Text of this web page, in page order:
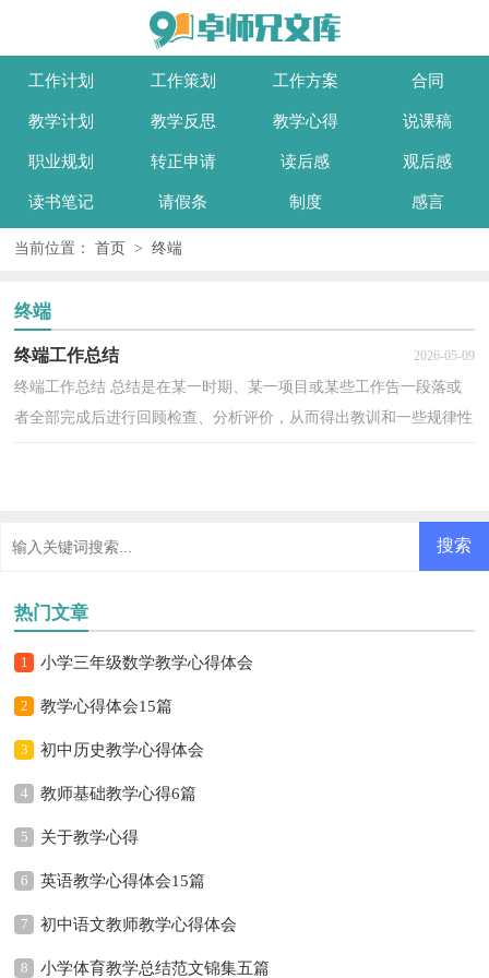
工作计划 工作策划 工作方案 合同
教学计划 教学反思 教学心得 说课稿
职业规划 转正申请 读后感 观后感
读书笔记 请假条 制度 感言
当前位置： 首页 > 终端
终端
终端工作总结 2026-05-09
终端工作总结 总结是在某一时期、某一项目或某些工作告一段落或
者全部完成后进行回顾检查、分析评价，从而得出教训和一些规律性
热门文章
1 小学三年级数学教学心得体会
2 教学心得体会15篇
3 初中历史教学心得体会
4 教师基础教学心得6篇
5 关于教学心得
6 英语教学心得体会15篇
7 初中语文教师教学心得体会
8 小学体育教学总结范文锦集五篇